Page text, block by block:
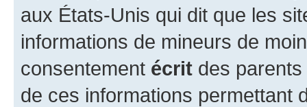
aux États-Unis qui dit que les
informations de mineurs de
consentement écrit des parents
de ces informations permettant